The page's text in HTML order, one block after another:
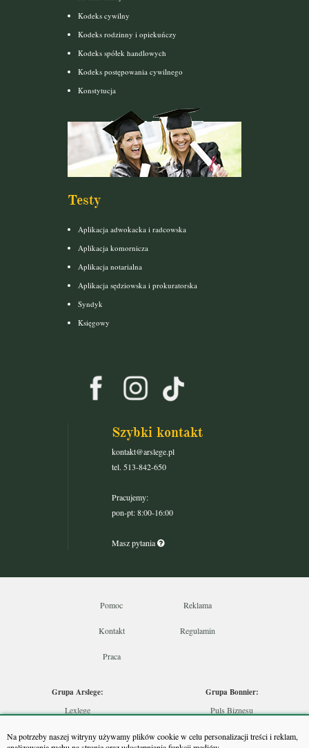
Na potrzeby naszej witryny używamy plików cookie w celu personalizacji treści i reklam,
Kodeks cywilny
Kodeks rodzinny i opiekuńczy
Kodeks spółek handlowych
Kodeks postępowania cywilnego
Konstytucja
Testy
Aplikacja adwokacka i radcowska
Aplikacja komornicza
Aplikacja notarialna
Aplikacja sędziowska i prokuratorska
Syndyk
Księgowy
Szybki kontakt
kontakt@arslege.pl
tel. 513-842-650
Pracujemy:
pon-pt: 8:00-16:00
Masz pytania
Pomoc Reklama
Kontakt Regulamin
Praca
Grupa Arslege:
Lexlege
Skarbowcy
Grupa Bonnier:
Puls Biznesu
Puls Medycyny